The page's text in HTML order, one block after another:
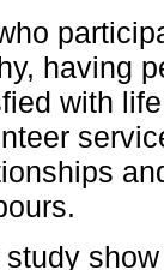
having
with